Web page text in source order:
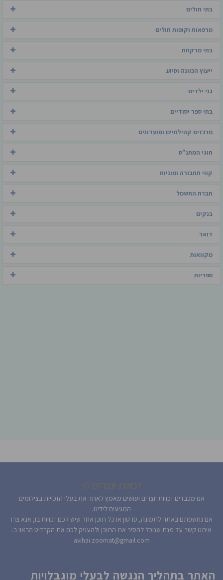
בתי חולים
מרפאות וקופות חולים
בתי מרקחת
ייעוץ הכוונה וסיוע
גני ילדים
בתי ספר יסודיים
מרכזים קהילתיים ומועדונים
חוגי המתנ"ס
קווי תחבורה ומוניות
חברת החשמל
בנקים
דואר
מקוואות
ספריות
אנו מכבדים זכויות יוצרים ועושים מאמץ לאתר את בעלי הזכויות בצילומים
המגיעים לידינו.
אם נחשפתם באתר לתמונה, סרטון או כל תוכן אחר שיש לכם זכויות בו, אנא צרו
איתנו קשר על מנת שנוכל להסיר את התוכן ולהעניק לכם את הקרדיט הראוי ב:
avihai.zoomat@gmail.com
האתר בתהליך הנגשה לבעלי מוגבלויות